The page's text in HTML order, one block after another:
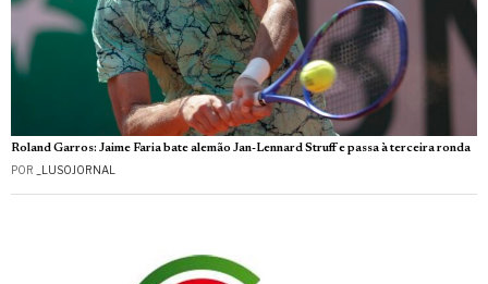
Roland Garros: Jaime Faria bate alemão Jan-Lennard Struff e passa à terceira ronda
POR _LUSOJORNAL